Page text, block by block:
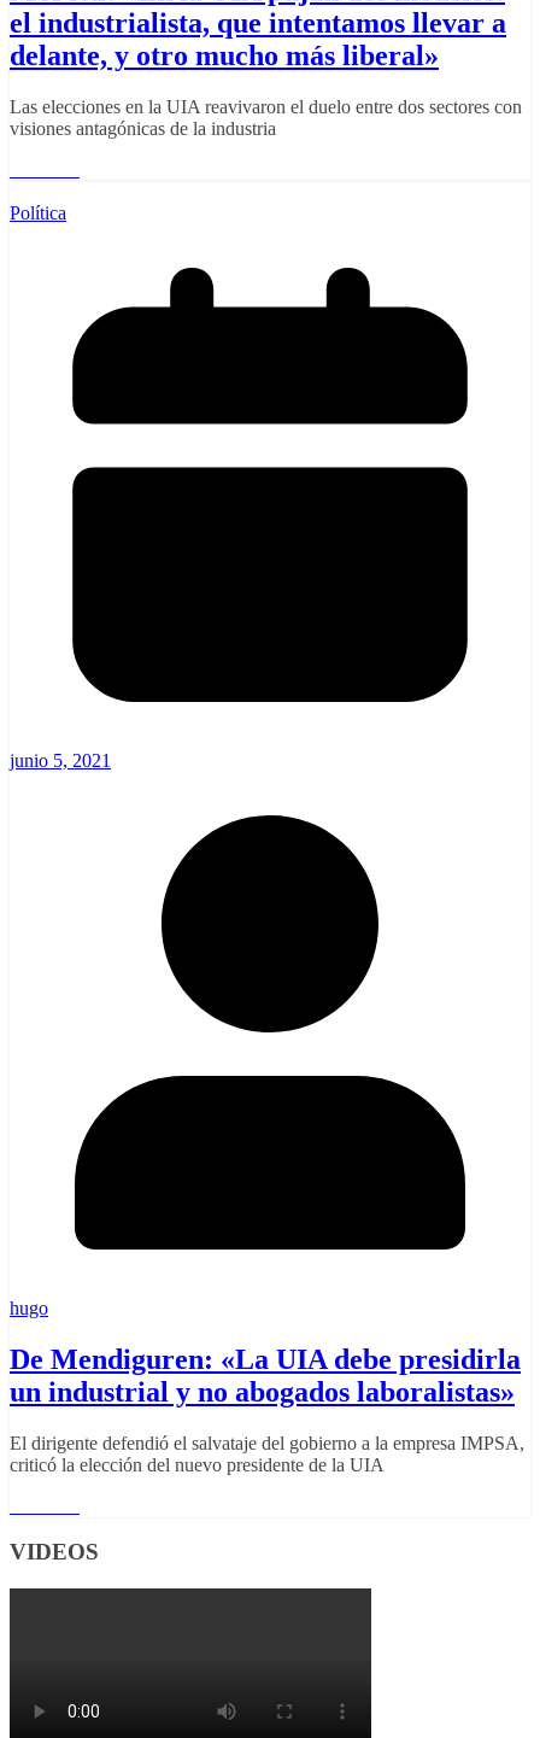
el industrialista, que intentamos llevar a
delante, y otro mucho más liberal»
Las elecciones en la UIA reavivaron el duelo entre dos sectores con
visiones antagónicas de la industria
Política
junio 5, 2021
hugo
De Mendiguren: «La UIA debe presidirla
un industrial y no abogados laboralistas»
El dirigente defendió el salvataje del gobierno a la empresa IMPSA,
criticó la elección del nuevo presidente de la UIA
VIDEOS